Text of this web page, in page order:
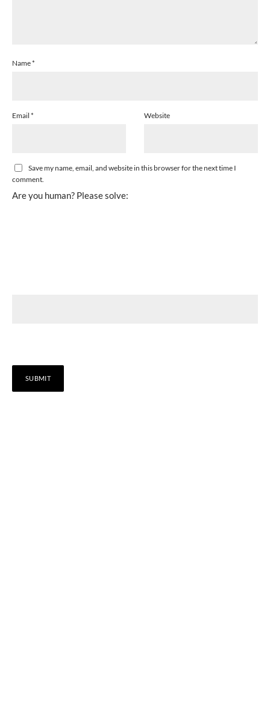
Name*
Email * Website
Save my name, email, and website in this browser for the next time I
comment.
Are you human? Please solve: